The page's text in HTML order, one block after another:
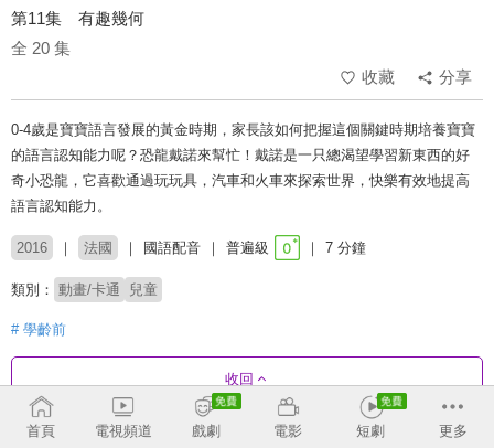
第11集 有趣幾何
全 20 集
收藏
分享
0-4歲是寶寶語言發展的黃金時期，家長該如何把握這個關鍵時期培養寶寶
的語言認知能力呢？恐龍戴諾來幫忙！戴諾是一只總渴望學習新東西的好
奇小恐龍，它喜歡通過玩玩具，汽車和火車來探索世界，快樂有效地提高
語言認知能力。
2016 法國 國語配音 普遍級 7 分鐘
類別： 動畫/卡通 兒童
# 學齡前
收回
首頁 電視頻道 戲劇 電影 短劇 更多